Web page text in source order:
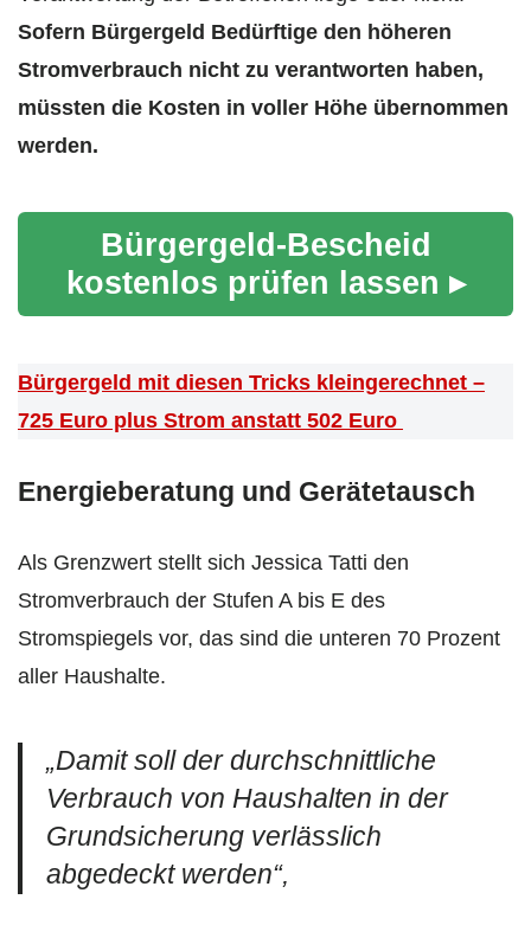
Sofern Bürgergeld Bedürftige den höheren
Stromverbrauch nicht zu verantworten haben,
müssten die Kosten in voller Höhe übernommen
werden.
Bürgergeld-Bescheid
kostenlos prüfen lassen ▸
Bürgergeld mit diesen Tricks kleingerechnet –
725 Euro plus Strom anstatt 502 Euro
Energieberatung und Gerätetausch
Als Grenzwert stellt sich Jessica Tatti den
Stromverbrauch der Stufen A bis E des
Stromspiegels vor, das sind die unteren 70 Prozent
aller Haushalte.
„Damit soll der durchschnittliche
Verbrauch von Haushalten in der
Grundsicherung verlässlich
abgedeckt werden“,